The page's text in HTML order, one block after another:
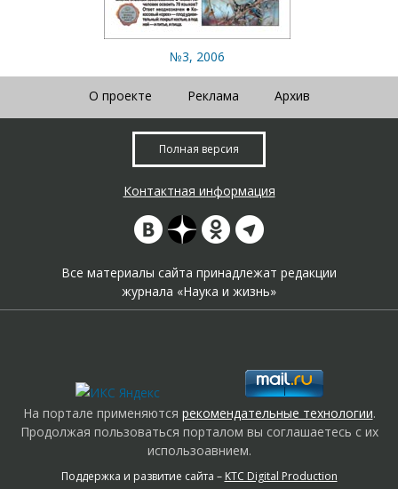
№3, 2006
О проекте Реклама Архив
Полная версия
Контактная информация
Все материалы сайта принадлежат редакции
журнала «Наука и жизнь»
На портале применяются рекомендательные технологии.
Продолжая пользоваться порталом вы соглашаетесь с их
использоавнием.
Поддержка и развитие сайта – KTC Digital Production